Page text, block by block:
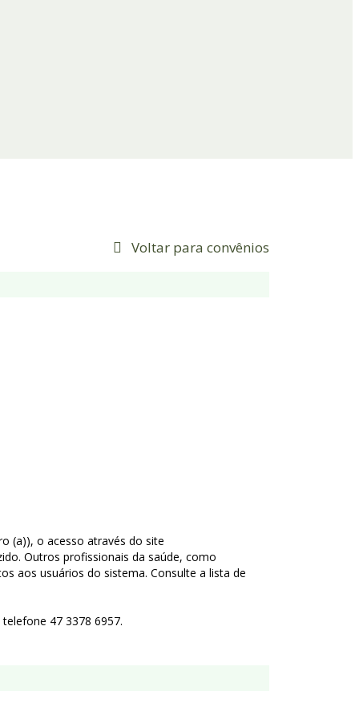
Voltar para convênios
(a)), o acesso através do site
Outros profissionais da saúde, como
aos usuários do sistema. Consulte a lista de
47 3378 6957.